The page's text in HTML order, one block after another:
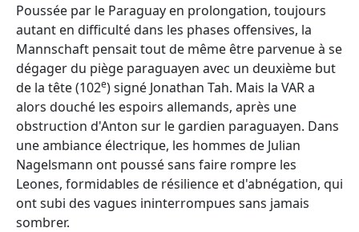
Poussée par le Paraguay en prolongation, toujours
autant en difficulté dans les phases offensives, la
Mannschaft pensait tout de même être parvenue à se
dégager du piège paraguayen avec un deuxième but
de la tête (102e) signé Jonathan Tah. Mais la VAR a
alors douché les espoirs allemands, après une
obstruction d'Anton sur le gardien paraguayen. Dans
une ambiance électrique, les hommes de Julian
Nagelsmann ont poussé sans faire rompre les
Leones, formidables de résilience et d'abnégation, qui
ont subi des vagues ininterrompues sans jamais
sombrer.